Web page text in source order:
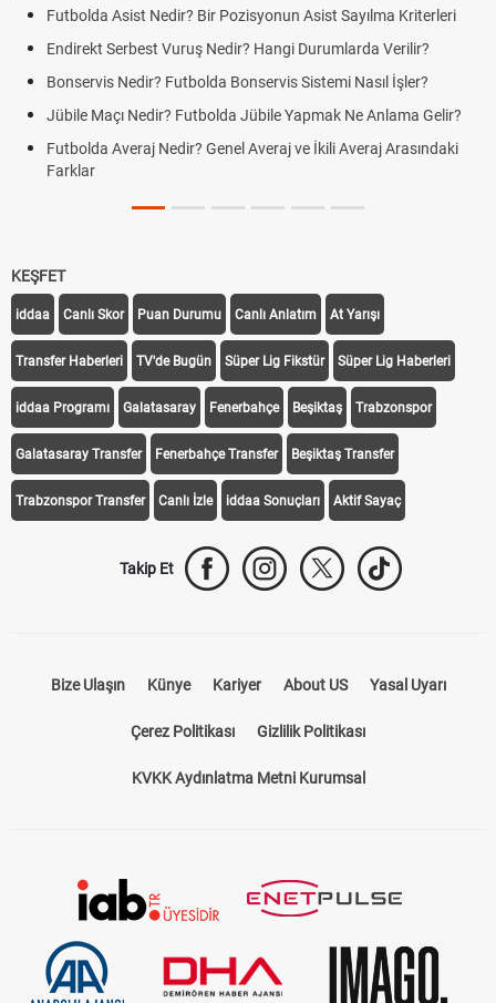
Futbolda Asist Nedir? Bir Pozisyonun Asist Sayılma Kriterleri
Endirekt Serbest Vuruş Nedir? Hangi Durumlarda Verilir?
Bonservis Nedir? Futbolda Bonservis Sistemi Nasıl İşler?
Jübile Maçı Nedir? Futbolda Jübile Yapmak Ne Anlama Gelir?
Futbolda Averaj Nedir? Genel Averaj ve İkili Averaj Arasındaki
Farklar
KEŞFET
iddaa Canlı Skor Puan Durumu Canlı Anlatım At Yarışı
Transfer Haberleri TV'de Bugün Süper Lig Fikstür Süper Lig Haberleri
iddaa Programı Galatasaray Fenerbahçe Beşiktaş Trabzonspor
Galatasaray Transfer Fenerbahçe Transfer Beşiktaş Transfer
Trabzonspor Transfer Canlı İzle iddaa Sonuçları Aktif Sayaç